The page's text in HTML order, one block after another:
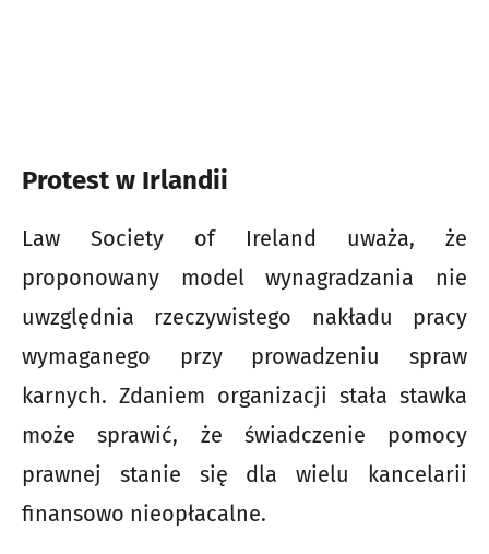
Protest w Irlandii
Law Society of Ireland uważa, że
proponowany model wynagradzania nie
uwzględnia rzeczywistego nakładu pracy
wymaganego przy prowadzeniu spraw
karnych. Zdaniem organizacji stała stawka
może sprawić, że świadczenie pomocy
prawnej stanie się dla wielu kancelarii
finansowo nieopłacalne.